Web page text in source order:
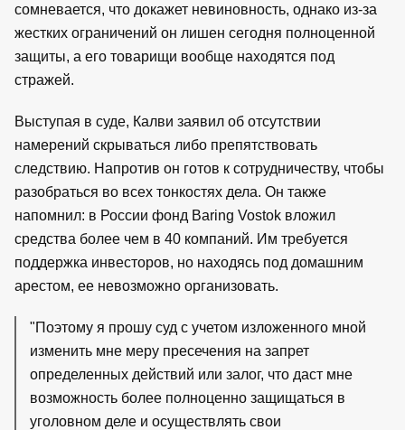
сомневается, что докажет невиновность, однако из-за
жестких ограничений он лишен сегодня полноценной
защиты, а его товарищи вообще находятся под
стражей.
Выступая в суде, Калви заявил об отсутствии
намерений скрываться либо препятствовать
следствию. Напротив он готов к сотрудничеству, чтобы
разобраться во всех тонкостях дела. Он также
напомнил: в России фонд Baring Vostok вложил
средства более чем в 40 компаний. Им требуется
поддержка инвесторов, но находясь под домашним
арестом, ее невозможно организовать.
"Поэтому я прошу суд с учетом изложенного мной
изменить мне меру пресечения на запрет
определенных действий или залог, что даст мне
возможность более полноценно защищаться в
уголовном деле и осуществлять свои